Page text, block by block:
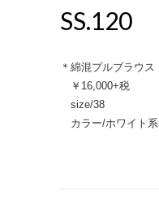
SS.120
＊綿混プルブラウス
￥16,000+税
size/38
カラー/ホワイト系